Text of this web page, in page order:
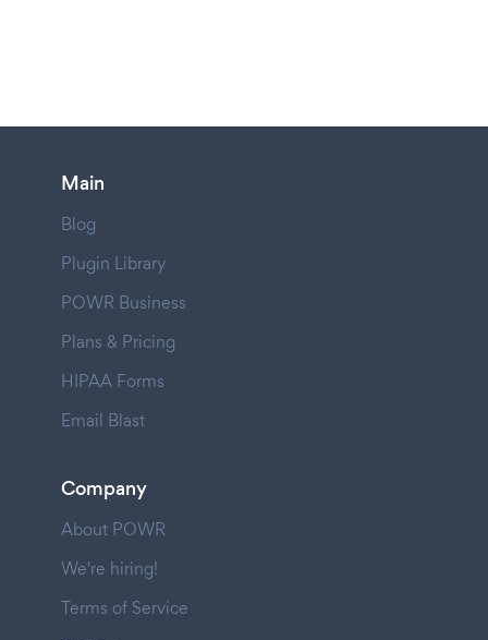
Main
Blog
Plugin Library
POWR Business
Plans & Pricing
HIPAA Forms
Email Blast
Company
About POWR
We're hiring!
Terms of Service